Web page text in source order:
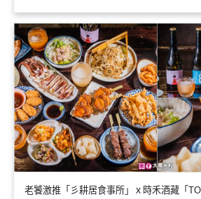
老饕激推「彡耕居食事所」ｘ時禾酒藏「